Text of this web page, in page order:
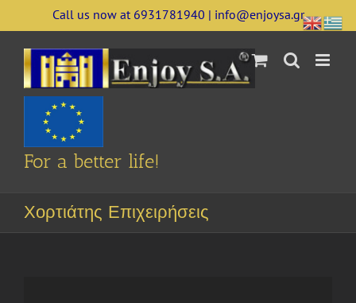
to
content
Call us now at 6931781940 | info@enjoysa.gr
For a better life!
Χορτιάτης Επιχειρήσεις